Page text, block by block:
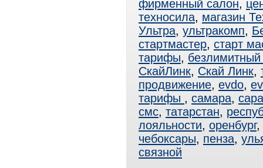
фирменный салон,
техносила, магазин
Ультра, ультракомп,
стартмастер, старт
тарифы,
СкайЛинк, Скай Линк,
продвижение, evdo,
тарифы , самара,
смс, татарстан,
лояльности, оренбург,
чебоксары, пенза,
связной